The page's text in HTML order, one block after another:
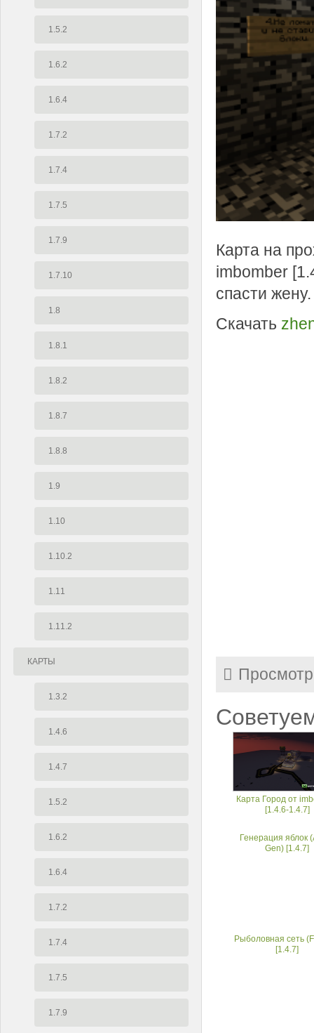
1.5.2
1.6.2
1.6.4
1.7.2
1.7.4
1.7.5
1.7.9
1.7.10
1.8
1.8.1
1.8.2
1.8.7
1.8.8
1.9
1.10
1.10.2
1.11
1.11.2
КАРТЫ
1.3.2
1.4.6
1.4.7
1.5.2
1.6.2
1.6.4
1.7.2
1.7.4
1.7.5
1.7.9
Карта на
imbomber
спасти жену.
Скачать
Карта Город от
[1.4.6-1.4.7]
Генерация яблок
Gen) [1.4.7]
Рыболовная сеть
[1.4.7]